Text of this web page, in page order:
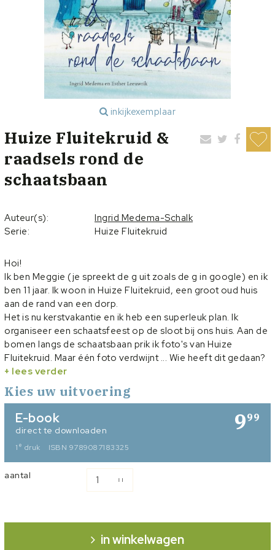
inkijkexemplaar
Huize Fluitekruid &
raadsels rond de
schaatsbaan
Auteur(s):
Ingrid Medema-Schalk
Serie:
Huize Fluitekruid
Hoi!
Ik ben Meggie (je spreekt de g uit zoals de g in google) en ik
ben 11 jaar. Ik woon in Huize Fluitekruid, een groot oud huis
aan de rand van een dorp.
Het is nu kerstvakantie en ik heb een superleuk plan. Ik
organiseer een schaatsfeest op de sloot bij ons huis. Aan de
bomen langs de schaatsbaan prik ik foto's van Huize
Fluitekruid. Maar één foto verdwijnt ... Wie heeft dit gedaan?
En wat betekent dat raadselachtige briefje op een van de
bomen? Ik wil de raadsels oplossen, allemaal ...
+ lees verder
Kies uw uitvoering
999
E-book
direct te downloaden
1 e druk ISBN 9789087183325
aantal
in winkelwagen